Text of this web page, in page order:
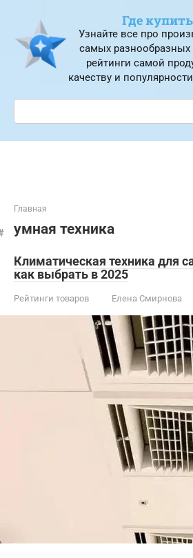
контенту
Где
Узнайте все про
самых разнообразных
рейтинги самой
качеству и
Поиск:
Главная
умная техника
Климатическая техника для
как выбрать в 2025
Рейтинги товаров Елена Смирнова